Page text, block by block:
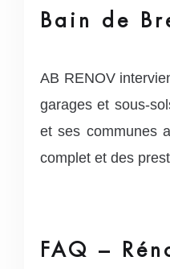
Bain de
AB RENOV
garages et sous-
et ses communes
complet et des
FAQ –